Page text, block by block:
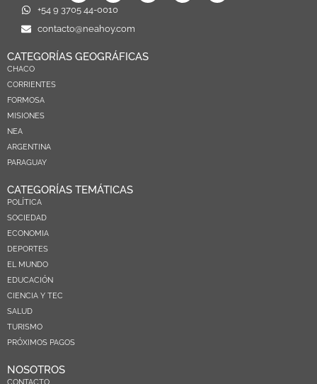
+54 9 3705 44-0010
contacto@neahoy.com
CATEGORÍAS GEOGRÁFICAS
CHACO
CORRIENTES
FORMOSA
MISIONES
NEA
ARGENTINA
PARAGUAY
CATEGORÍAS TEMÁTICAS
POLÍTICA
SOCIEDAD
ECONOMIA
DEPORTES
EL MUNDO
EDUCACIÓN
CIENCIA Y TEC
SALUD
TURISMO
PRÓXIMOS PAGOS
NOSOTROS